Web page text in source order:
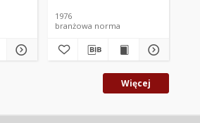
1976
branżowa norma
Więcej